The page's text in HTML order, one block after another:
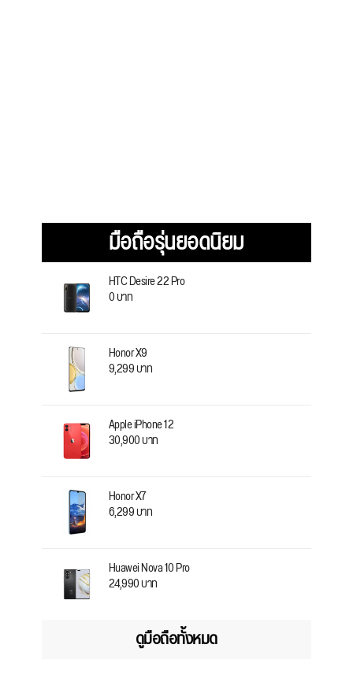
มือถือรุ่นยอดนิยม
HTC Desire 22 Pro
0 บาท
Honor X9
9,299 บาท
Apple iPhone 12
30,900 บาท
Honor X7
6,299 บาท
Huawei Nova 10 Pro
24,990 บาท
ดูมือถือทั้งหมด